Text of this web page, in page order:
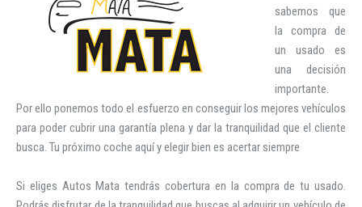
sabemos que
la compra de
un usado es
una decisión
importante.
Por ello ponemos todo el esfuerzo en conseguir los mejores vehículos
para poder cubrir una garantía plena y dar la tranquilidad que el cliente
busca. Tu próximo coche aquí y elegir bien es acertar siempre
Si eliges Autos Mata tendrás cobertura en la compra de tu usado.